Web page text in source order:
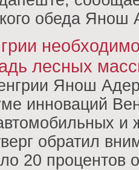
обеда Янош
лесных
Янош
инноваций
и
обратил
20 процентов